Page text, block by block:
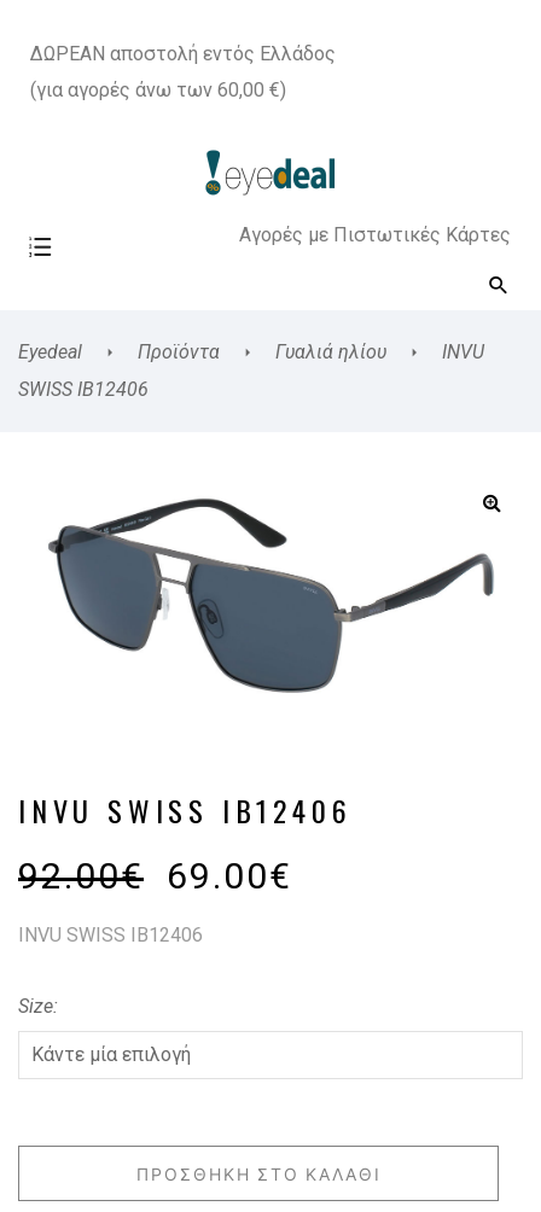
ΔΩΡΕΑΝ αποστολή εντός Ελλάδος
(για αγορές άνω των 60,00 €)
Αγορές με Πιστωτικές Κάρτες
Eyedeal Προϊόντα Γυαλιά ηλίου
INVU
SWISS IB12406
INVU SWISS IB12406
92.00€ 69.00€
INVU SWISS IB12406
Size
ΠΡΟΣΘΉΚΗ ΣΤΟ ΚΑΛΆΘΙ